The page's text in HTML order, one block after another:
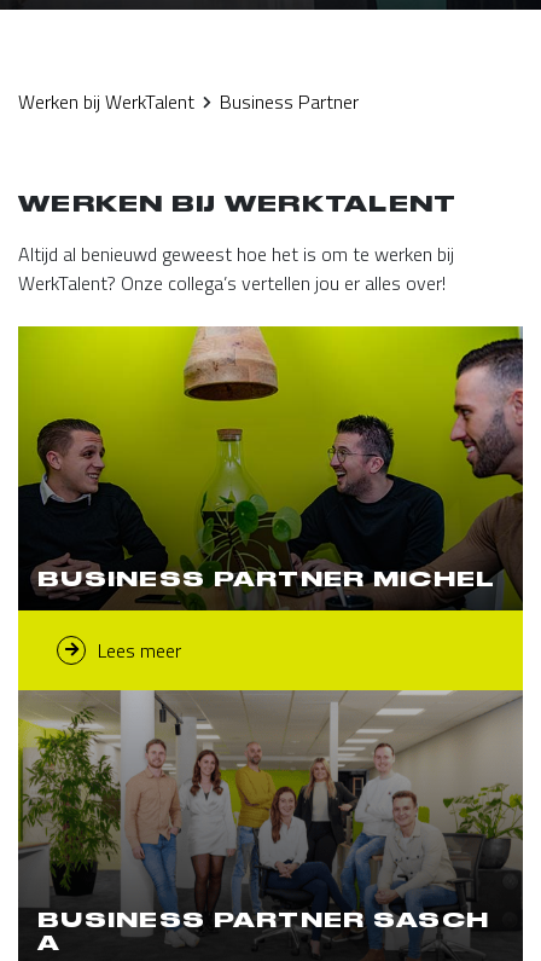
Werken bij WerkTalent Business Partner
WERKEN BIJ WERKTALENT
Altijd al benieuwd geweest hoe het is om te werken bij
WerkTalent? Onze collega’s vertellen jou er alles over!
BUSINESS PARTNER MICHEL
Lees meer
BUSINESS PARTNER SASCH
A